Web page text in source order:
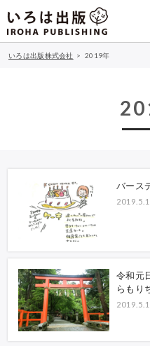
いろは出版株式会社 > 2019年
バース
令和元
らもり